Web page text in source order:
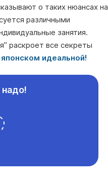
о таких нюансах на
различными
занятия.
раскроет все секреты
идеальной!
надо!